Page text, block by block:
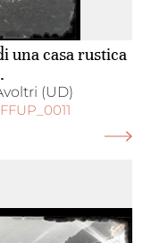
una casa rustica
(UD)